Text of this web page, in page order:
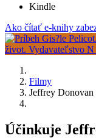
Kindle
Ako čítať e-knihy
Filmy
Jeffrey Donovan
Účinkuje